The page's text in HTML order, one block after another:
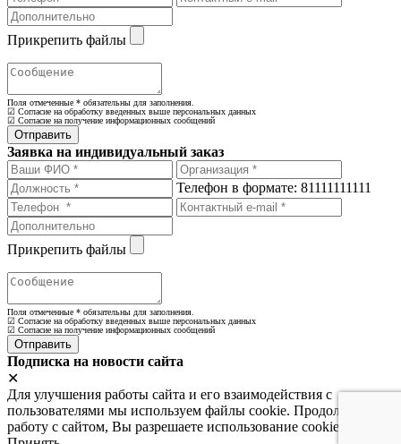
Прикрепить файлы
Поля отмеченные * обязательны для заполнения.
☑ Согласие на обработку введенных выше персональных данных
☑ Согласие на получение информационных сообщений
Заявка на индивидуальный заказ
Телефон в формате: 81111111111
Прикрепить файлы
Поля отмеченные * обязательны для заполнения.
☑ Согласие на обработку введенных выше персональных данных
☑ Согласие на получение информационных сообщений
Подписка на новости сайта
✕
Для улучшения работы сайта и его взаимодействия с
пользователями мы используем файлы cookie. Продолжая
работу с сайтом, Вы разрешаете использование cookie-файлов.